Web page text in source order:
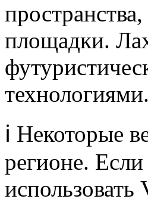
площадки.
технологиями.
ℹ️ Некоторые
регионе.
использовать